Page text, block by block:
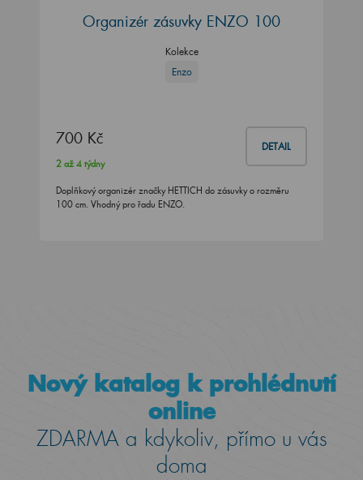
Organizér zásuvky ENZO 100
Kolekce
Enzo
700 Kč DETAIL
2 až 4 týdny
Doplňkový organizér značky HETTICH do zásuvky o rozměru
100 cm. Vhodný pro řadu ENZO.
Nový katalog k prohlédnutí
online
ZDARMA a kdykoliv, přímo u vás
doma